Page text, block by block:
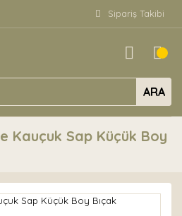
Sipariş Takibi
ARA
Kauçuk Sap Küçük Boy